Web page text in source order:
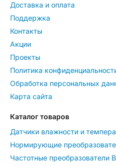
Доставка и оплата
Поддержка
Контакты
Акции
Проекты
Политика
Обработка персональных
Карта сайта
Каталог товаров
Датчики влажности и
Нормирующие
Частотные преобразователи